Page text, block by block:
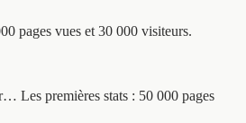
pages vues et 30 000 visiteurs.
Les premières stats : 50 000 pages